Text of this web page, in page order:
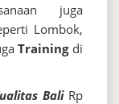
juga
Lombok,
Trainingdi
Bali Rp